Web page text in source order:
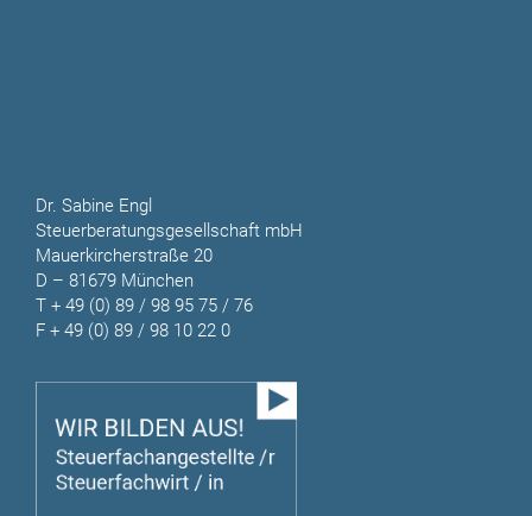
Dr. Sabine Engl
Steuerberatungsgesellschaft mbH
Mauerkircherstraße 20
D – 81679 München
T + 49 (0) 89 / 98 95 75 / 76
F + 49 (0) 89 / 98 10 22 0